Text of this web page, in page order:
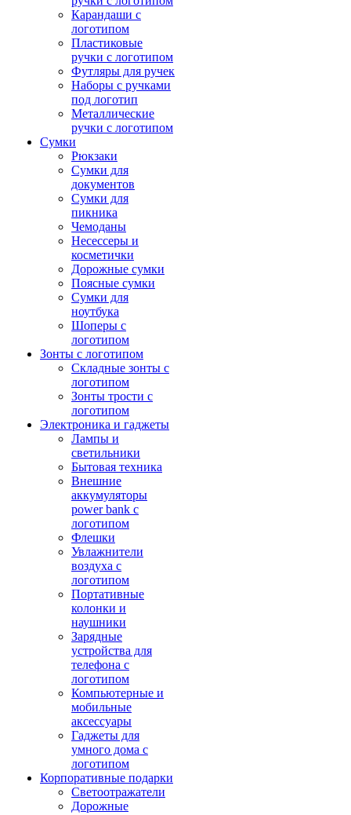
Карандаши с
логотипом
Пластиковые
ручки с логотипом
Футляры для ручек
Наборы с ручками
под логотип
Металлические
ручки с логотипом
Сумки
Рюкзаки
Сумки для
документов
Сумки для
пикника
Чемоданы
Несессеры и
косметички
Дорожные сумки
Поясные сумки
Сумки для
ноутбука
Шоперы с
логотипом
Зонты с логотипом
Складные зонты с
логотипом
Зонты трости с
логотипом
Электроника и гаджеты
Лампы и
светильники
Бытовая техника
Внешние
аккумуляторы
power bank с
логотипом
Флешки
Увлажнители
воздуха с
логотипом
Портативные
колонки и
наушники
Зарядные
устройства для
телефона с
логотипом
Компьютерные и
мобильные
аксессуары
Гаджеты для
умного дома с
логотипом
Корпоративные подарки
Светоотражатели
Дорожные